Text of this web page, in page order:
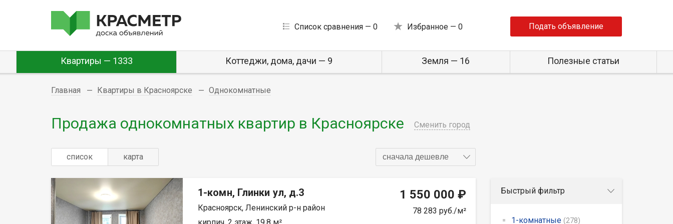
Список сравнения — 0 Избранное — 0 Подать объявление
Квартиры — 1333 Коттеджи, дома, дачи — 9 Земля — 16 Полезные статьи
Главная Квартиры в Красноярске Однокомнатные
Продажа однокомнатных квартир в Красноярске Сменить город
список карта сначала дешевле
1-комн, Глинки ул, д.3
Красноярск, Ленинский р-н район
1 550 000 ₽
78 283 руб./м²
Быстрый фильтр
1-комнатные (278)